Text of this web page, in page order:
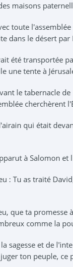
maisons
toute
dans le désert
été transportée
une tente à
le tabernacle
cherchèrent
qui était
à Salomon
: Tu as traité
que ta promesse
comme la
sagesse et de
ton peuple, ce